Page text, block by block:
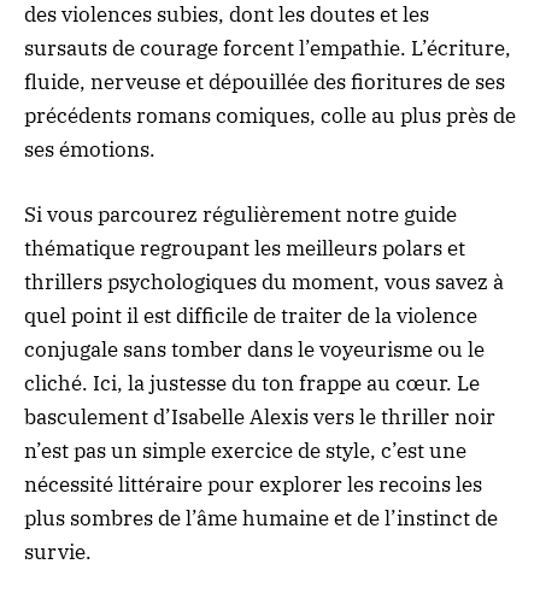
des violences subies, dont les doutes et les
sursauts de courage forcent l’empathie. L’écriture,
fluide, nerveuse et dépouillée des fioritures de ses
précédents romans comiques, colle au plus près de
ses émotions.
Si vous parcourez régulièrementnotre guide
thématique regroupant les meilleurs polars et
thrillers psychologiques du moment, vous savez à
quel point il est difficile de traiter de la violence
conjugale sans tomber dans le voyeurisme ou le
cliché. Ici, la justesse du ton frappe au cœur. Le
basculement d’Isabelle Alexis vers le thriller noir
n’est pas un simple exercice de style, c’est une
nécessité littéraire pour explorer les recoins les
plus sombres de l’âme humaine et de l’instinct de
survie.